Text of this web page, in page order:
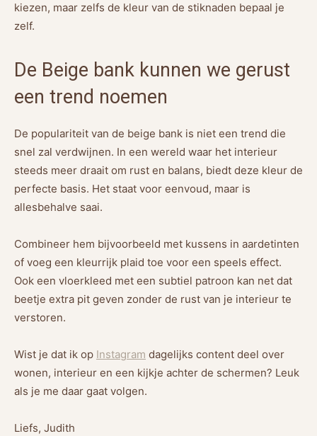
kiezen, maar zelfs de kleur van de stiknaden bepaal je
zelf.
De Beige bank kunnen we gerust
een trend noemen
De populariteit van de beige bank is niet een trend die
snel zal verdwijnen. In een wereld waar het interieur
steeds meer draait om rust en balans, biedt deze kleur de
perfecte basis. Het staat voor eenvoud, maar is
allesbehalve saai.
Combineer hem bijvoorbeeld met kussens in aardetinten
of voeg een kleurrijk plaid toe voor een speels effect.
Ook een vloerkleed met een subtiel patroon kan net dat
beetje extra pit geven zonder de rust van je interieur te
verstoren.
Wist je dat ik op Instagram dagelijks content deel over
wonen, interieur en een kijkje achter de schermen? Leuk
als je me daar gaat volgen.
Liefs, Judith